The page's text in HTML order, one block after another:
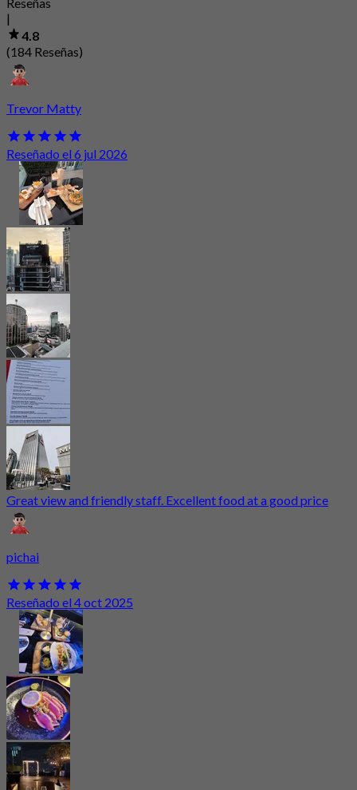
Reseñas
|
4.8
(184 Reseñas)
Trevor Matty
Reseñado el 6 jul 2026
Great view and friendly staff. Excellent food at a good price
pichai
Reseñado el 4 oct 2025